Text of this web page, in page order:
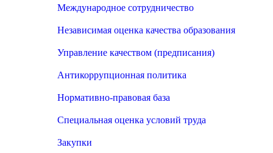
Международное сотрудничество
Независимая оценка качества образования
Управление качеством (предписания)
Антикоррупционная политика
Нормативно-правовая база
Специальная оценка условий труда
Закупки